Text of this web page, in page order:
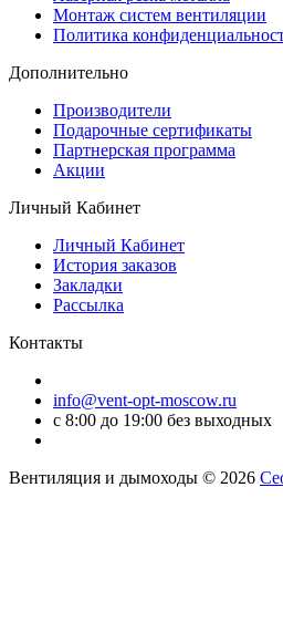
Монтаж систем вентиляции
Политика
Дополнительно
Производители
Подарочные сертификаты
Партнерская программа
Акции
Личный Кабинет
Личный Кабинет
История заказов
Закладки
Рассылка
Контакты
info@vent-opt-moscow.ru
c 8:00 до 19:00 без выходных
Вентиляция и дымоходы © 2026